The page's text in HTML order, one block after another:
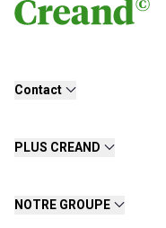
Contact
PLUS CREAND
NOTRE GROUPE